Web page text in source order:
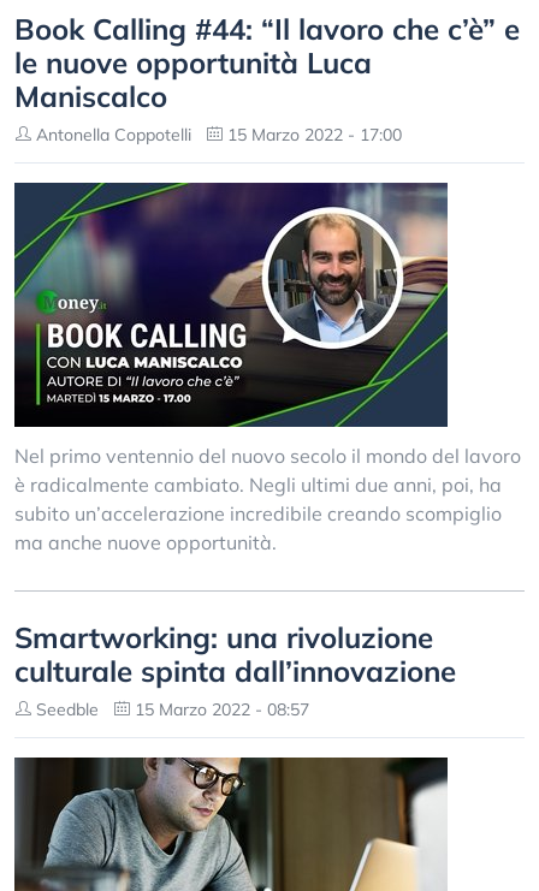
Book Calling #44: “Il lavoro che c’è” e
le nuove opportunità Luca
Maniscalco
Antonella Coppotelli 15 Marzo 2022 - 17:00
Nel primo ventennio del nuovo secolo il mondo del lavoro
è radicalmente cambiato. Negli ultimi due anni, poi, ha
subito un’accelerazione incredibile creando scompiglio
ma anche nuove opportunità.
Smartworking: una rivoluzione
culturale spinta dall’innovazione
Seedble 15 Marzo 2022 - 08:57